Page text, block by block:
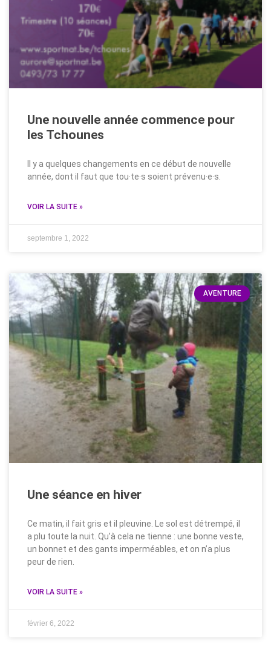
Une nouvelle année commence pour
les Tchounes
Il y a quelques changements en ce début de nouvelle
année, dont il faut que tou·te·s soient prévenu·e·s.
VOIR LA SUITE »
septembre 1, 2022
AVENTURE
Une séance en hiver
Ce matin, il fait gris et il pleuvine. Le sol est détrempé, il
a plu toute la nuit. Qu’à cela ne tienne : une bonne veste,
un bonnet et des gants imperméables, et on n’a plus
peur de rien.
VOIR LA SUITE »
février 6, 2022